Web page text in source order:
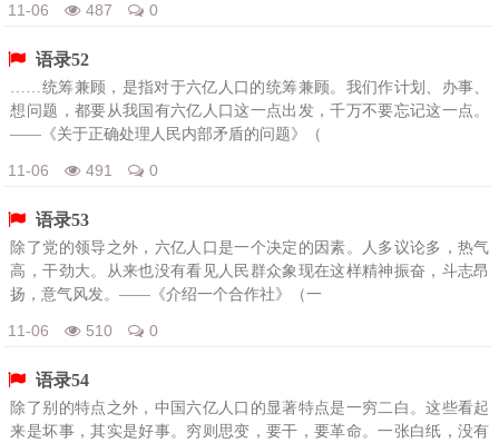
11-06 487 0
语录52
……统筹兼顾，是指对于六亿人口的统筹兼顾。我们作计划、办事、
想问题，都要从我国有六亿人口这一点出发，千万不要忘记这一点。
——《关于正确处理人民内部矛盾的问题》（
11-06 491 0
语录53
除了党的领导之外，六亿人口是一个决定的因素。人多议论多，热气
高，干劲大。从来也没有看见人民群众象现在这样精神振奋，斗志昂
扬，意气风发。——《介绍一个合作社》（一
11-06 510 0
语录54
除了别的特点之外，中国六亿人口的显著特点是一穷二白。这些看起
来是坏事，其实是好事。穷则思变，要干，要革命。一张白纸，没有